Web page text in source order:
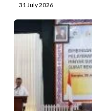
31 July 2026